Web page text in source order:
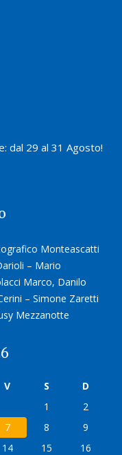
dal 29 al 31 Agosto!
Monteascatti
– Mario
Marco, Danilo
– Simone Zaretti
Mezzanotte
V S
D
1
2
7 8
9
14 15
16